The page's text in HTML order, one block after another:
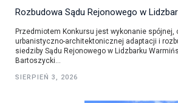
Rozbudowa Sądu Rejonowego w
Przedmiotem Konkursu jest wykonanie spójnej,
urbanistyczno-architektonicznej adaptacji i
siedziby Sądu Rejonowego w Lidzbarku
Bartoszycki...
SIERPIEŃ 3, 2026